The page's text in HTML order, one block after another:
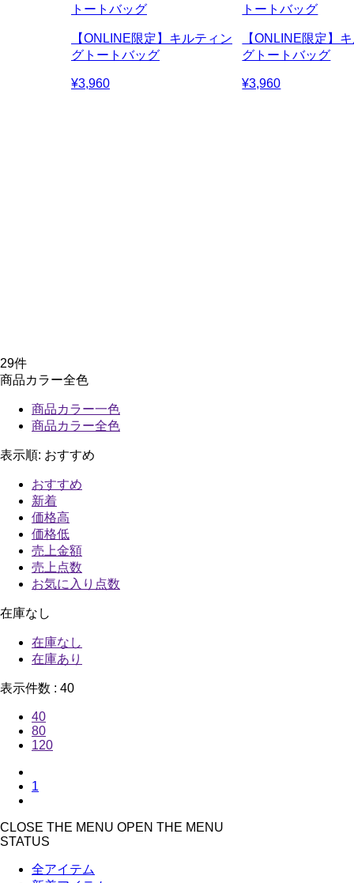
トートバッグ
【ONLINE限定】キルティン
グトートバッグ
¥3,960
トートバッグ
【ONLINE限定】
グトートバッグ
¥3,960
29件
商品カラー全色
商品カラー一色
商品カラー全色
表示順: おすすめ
おすすめ
新着
価格高
価格低
売上金額
売上点数
お気に入り点数
在庫なし
在庫なし
在庫あり
表示件数 : 40
40
80
120
1
CLOSE THE MENU OPEN THE MENU
STATUS
全アイテム